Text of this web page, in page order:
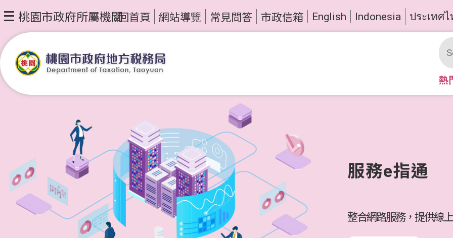
桃園市政府所屬機關回首頁 網站導覽 常見問答 市政信箱 English Indonesia ประเทศ
熱
服務e指通
整合網路服務，提供線